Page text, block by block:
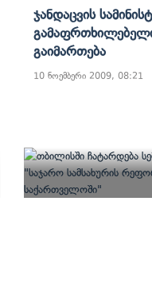
Ჯანდაცვის
Გაიმართება
10 ნოემბერი 2009, 08:21